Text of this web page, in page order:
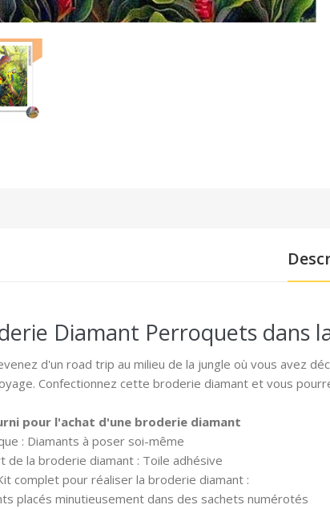
Diamant Perroquets dans
d'un road trip au milieu de la jungle où vous avez
Confectionnez cette broderie diamant et vous
pour l'achat d'une broderie diamant
: Diamants à poser soi-même
de la broderie diamant : Toile adhésive
complet pour réaliser la broderie diamant :
placés minutieusement dans des sachets numérotés